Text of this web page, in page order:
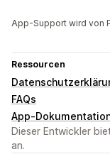
App-Support wird von
Ressourcen
FAQs
App-
Dieser Entwickler
an.